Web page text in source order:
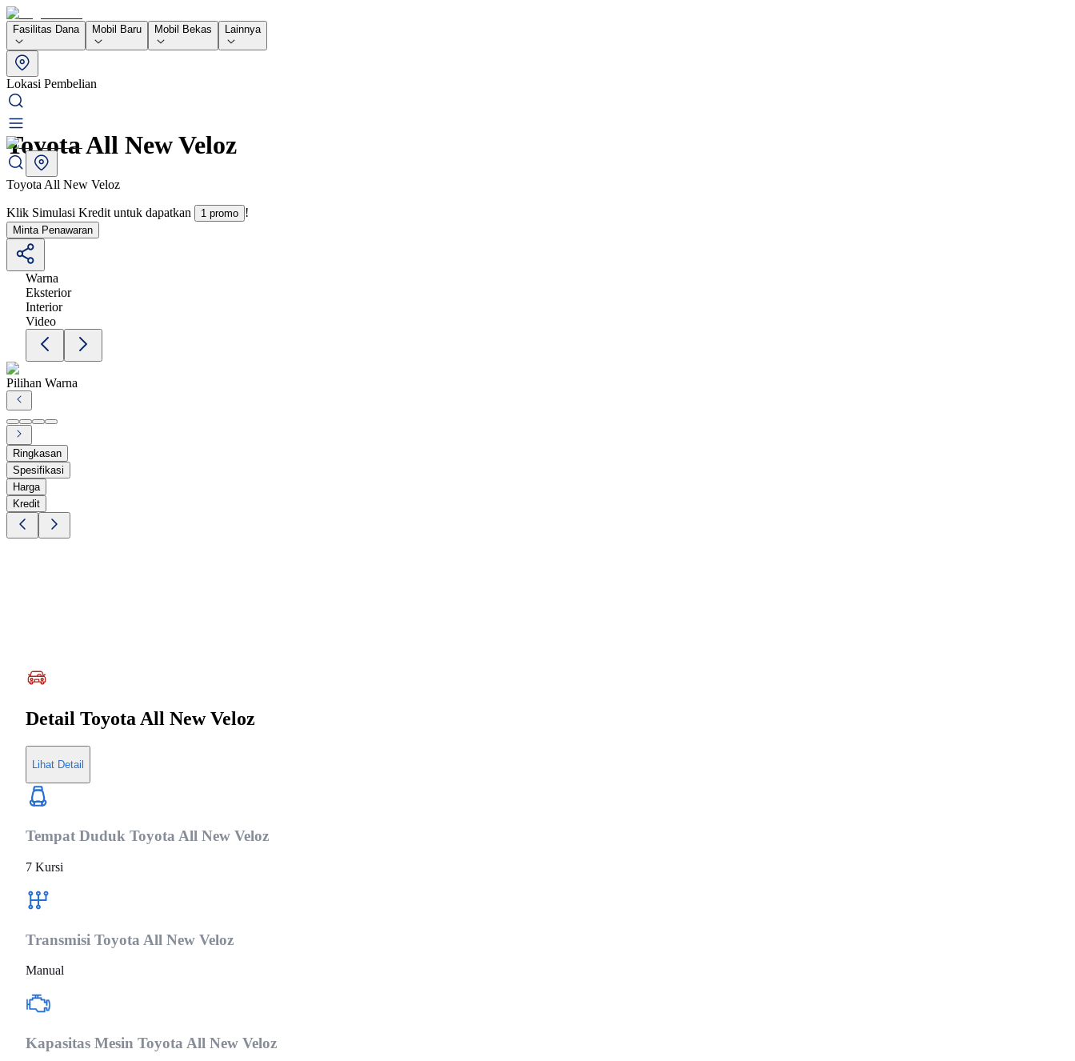
Fasilitas Dana Mobil Baru Mobil Bekas Lainnya
Lokasi Pembelian
Toyota All New Veloz
Toyota All New Veloz
Klik Simulasi Kredit untuk dapatkan 1 promo !
Minta Penawaran
Warna
Eksterior
Interior
Video
Pilihan Warna
Ringkasan
Spesifikasi
Harga
Kredit
Detail Toyota All New Veloz
Lihat Detail
Tempat Duduk Toyota All New Veloz
7 Kursi
Transmisi Toyota All New Veloz
Manual
Kapasitas Mesin Toyota All New Veloz